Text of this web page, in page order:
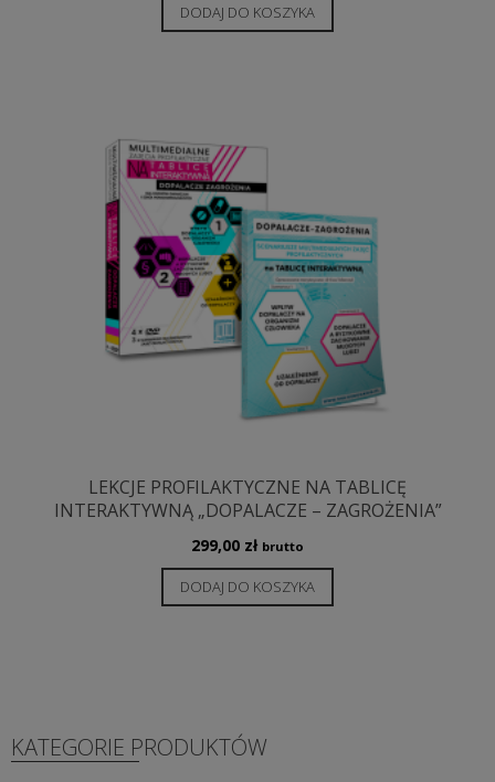
DODAJ DO KOSZYKA
LEKCJE PROFILAKTYCZNE NA TABLICĘ
INTERAKTYWNĄ „DOPALACZE – ZAGROŻENIA”
299,00 zł brutto
DODAJ DO KOSZYKA
KATEGORIE PRODUKTÓW